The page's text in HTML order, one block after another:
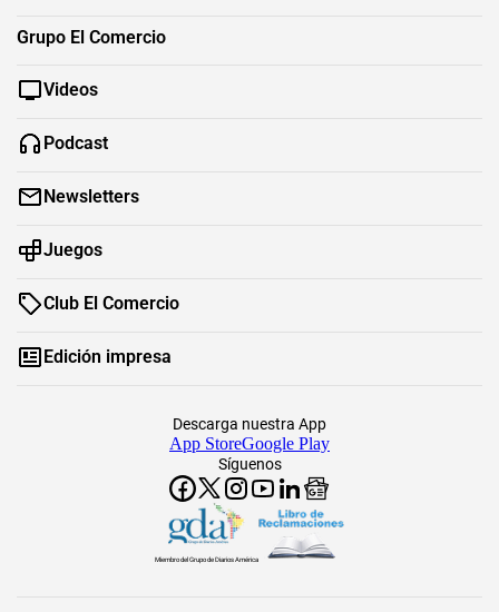
Grupo El Comercio
Videos
Podcast
Newsletters
Juegos
Club El Comercio
Edición impresa
Síguenos
Descarga nuestra App
App StoreGoogle Play
Miembro del Grupo de Diarios América